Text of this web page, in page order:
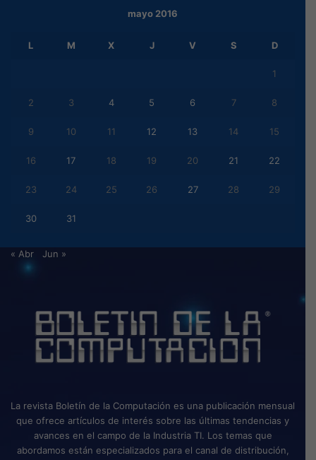
mayo 2016
L M X J V S D
1
2 3 4 5 6 7 8
9 10 11 12 13 14 15
16 17 18 19 20 21 22
23 24 25 26 27 28 29
30 31
« Abr Jun »
La revista Boletín de la Computación es una publicación mensual
que ofrece artículos de interés sobre las últimas tendencias y
avances en el campo de la Industria TI. Los temas que
abordamos están especializados para el canal de distribución,